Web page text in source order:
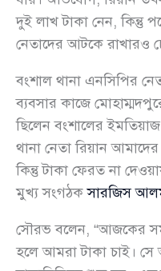
দুই লাখ টাকা নেন, কিন্তু
নেতাদের আটকে রাখারও
বংশাল থানা এনসিপির
ব্যবসার কাজে
ছিলেন বংশালের
থানা নেতা রিয়ান
কিন্তু টাকা ফেরত না
মুখ্য সংগঠকসারজিস
সৌরভ বলেন, “আজকের
হলে আমরা টাকা চাই। সে